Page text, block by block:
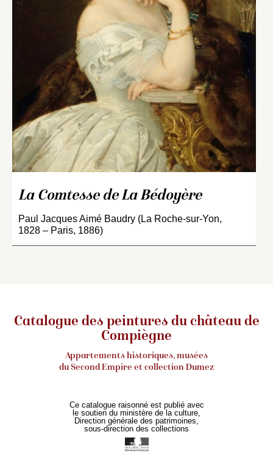
La Comtesse de La Bédoyère
Paul Jacques Aimé Baudry (La Roche-sur-Yon,
1828 – Paris, 1886)
Catalogue des peintures du château de
Compiègne
Appartements historiques, musées
du Second Empire et collection Dumez
Ce catalogue raisonné est publié avec
le soutien du ministère de la culture,
Direction générale des patrimoines,
sous-direction des collections